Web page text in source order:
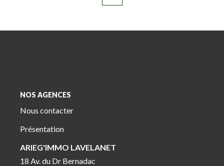
NOS AGENCES
Nous contacter
Présentation
ARIEG'IMMO LAVELANET
18 Av. du Dr Bernadac